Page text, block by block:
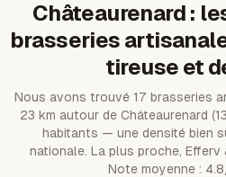
Châteaurenard :
brasseries
tireuse et
Nous avons trouvé 17 brasseries
23 km autour de Châteaurenard
habitants — une densité bien
nationale. La plus proche, Efferv
Note moyenne :